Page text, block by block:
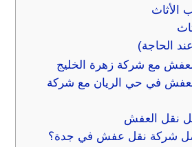
الأثاث
الحاجة)
مع شركة زهرة الخليج
في حي الريان مع شركة
نقل العفش
شركة نقل عفش في جدة؟